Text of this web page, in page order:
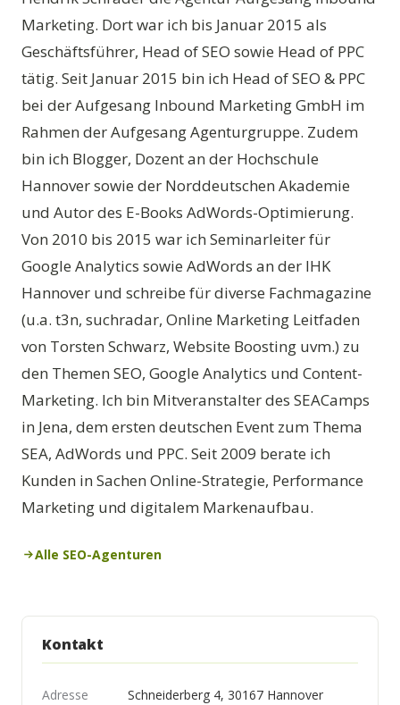
Marketing. Dort war ich bis Januar 2015 als
Geschäftsführer, Head of SEO sowie Head of PPC
tätig. Seit Januar 2015 bin ich Head of SEO & PPC
bei der Aufgesang Inbound Marketing GmbH im
Rahmen der Aufgesang Agenturgruppe. Zudem
bin ich Blogger, Dozent an der Hochschule
Hannover sowie der Norddeutschen Akademie
und Autor des E-Books AdWords-Optimierung.
Von 2010 bis 2015 war ich Seminarleiter für
Google Analytics sowie AdWords an der IHK
Hannover und schreibe für diverse Fachmagazine
(u.a. t3n, suchradar, Online Marketing Leitfaden
von Torsten Schwarz, Website Boosting uvm.) zu
den Themen SEO, Google Analytics und Content-
Marketing. Ich bin Mitveranstalter des SEACamps
in Jena, dem ersten deutschen Event zum Thema
SEA, AdWords und PPC. Seit 2009 berate ich
Kunden in Sachen Online-Strategie, Performance
Marketing und digitalem Markenaufbau.
Alle SEO-Agenturen
Kontakt
Adresse Schneiderberg 4, 30167 Hannover